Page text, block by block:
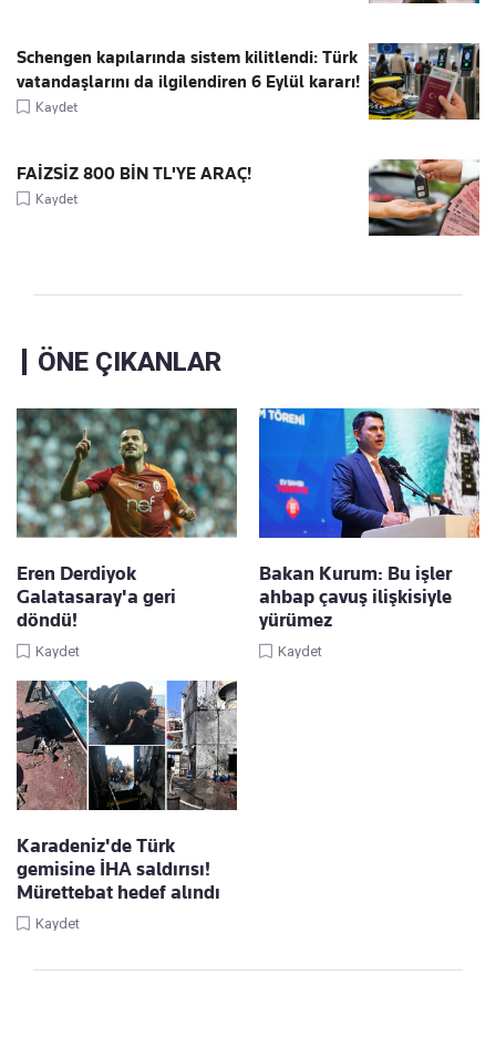
Schengen kapılarında sistem kilitlendi: Türk
vatandaşlarını da ilgilendiren 6 Eylül kararı!
Kaydet
FAİZSİZ 800 BİN TL'YE ARAÇ!
Kaydet
ÖNE ÇIKANLAR
Eren Derdiyok
Galatasaray'a geri
döndü!
Kaydet
Bakan Kurum: Bu işler
ahbap çavuş ilişkisiyle
yürümez
Kaydet
Karadeniz'de Türk
gemisine İHA saldırısı!
Mürettebat hedef alındı
Kaydet